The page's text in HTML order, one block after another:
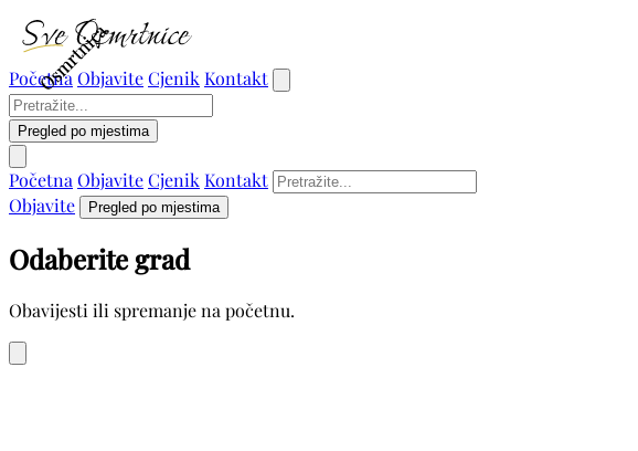
Početna ObjaviteCjenik Kontakt
Pregled po mjestima
Početna ObjaviteCjenik Kontakt
Objavite
Pregled po mjestima
Odaberite grad
Obavijesti ili spremanje na početnu.
Osmrtnica
Osmrtnica